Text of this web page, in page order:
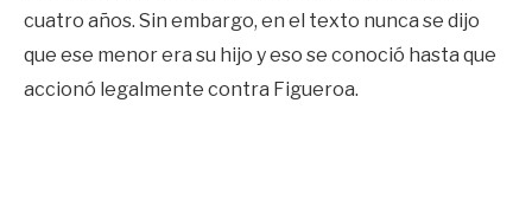
cuatro años. Sin embargo, en el texto nunca se dijo
que ese menor era su hijo y eso se conoció hasta que
accionó legalmente contra Figueroa.